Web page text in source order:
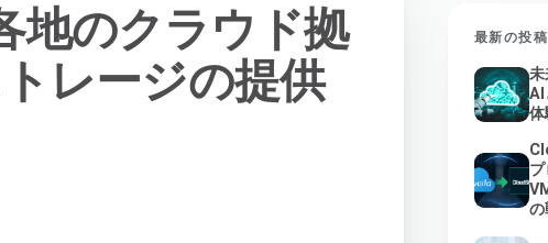
地のクラウド拠
レージの提供
最新の投稿
未
AI
体
の